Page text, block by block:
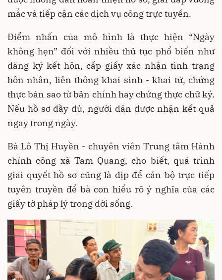
mắc và tiếp cận các dịch vụ công trực tuyến.
Điểm nhấn của mô hình là thực hiện “Ngày
không hẹn” đối với nhiều thủ tục phổ biến như
đăng ký kết hôn, cấp giấy xác nhận tình trạng
hôn nhân, liên thông khai sinh - khai tử, chứng
thực bản sao từ bản chính hay chứng thực chữ ký.
Nếu hồ sơ đầy đủ, người dân được nhận kết quả
ngay trong ngày.
Bà Lô Thị Huyền - chuyên viên Trung tâm Hành
chính công xã Tam Quang, cho biết, quá trình
giải quyết hồ sơ cũng là dịp để cán bộ trực tiếp
tuyên truyền để bà con hiểu rõ ý nghĩa của các
giấy tờ pháp lý trong đời sống.